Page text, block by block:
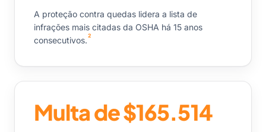
A proteção contra quedas lidera a lista de
infrações mais citadas da OSHA há 15 anos
consecutivos. 2
Multa de $165.514